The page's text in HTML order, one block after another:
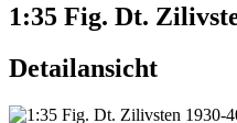
1:35 Fig. Dt.
Detailansicht